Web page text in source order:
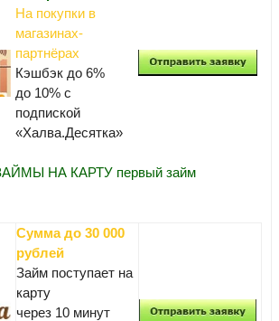
На покупки в
магазинах-
партнёрах
Кэшбэк до 6%
до 10% с
подпиской
«Халва.Десятка»
НА КАРТУ первый займ
Сумма до 30 000
рублей
Займ поступает на
карту
через 10 минут